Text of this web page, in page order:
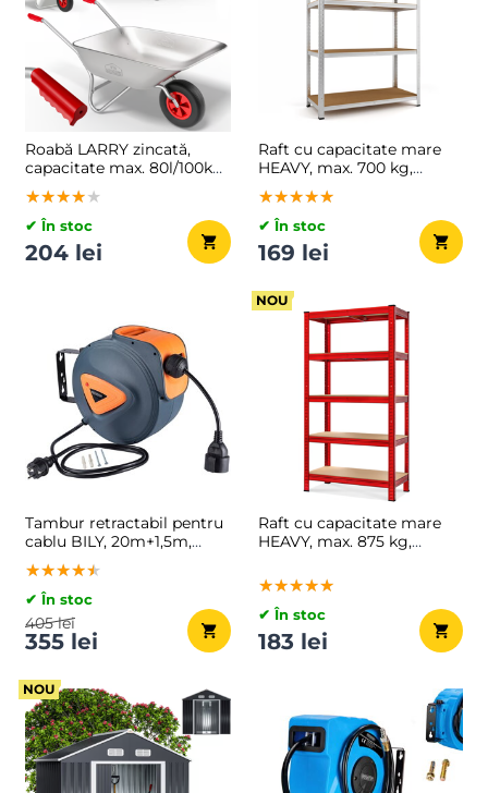
Roabă LARRY zincată,
capacitate max. 80l/100kg,
argintiu/negru
★★★★★
★★★★★
★★★★★
✔ În stoc
204 lei
Raft cu capacitate mare
HEAVY, max. 700 kg,
90x40x160cm, argintiu
★★★★★
★★★★★
★★★★★
✔ În stoc
169 lei
Tambur retractabil pentru
cablu BILY, 20m+1,5m,
gri/portocaliu
★★★★★
★★★★★
★★★★★
✔ În stoc
355 lei
405 lei
NOU
Raft cu capacitate mare
HEAVY, max. 875 kg,
★★★★★
★★★★★
★★★★★
✔ În stoc
183 lei
NOU